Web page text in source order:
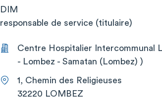
DIM
responsable de service (titulaire)
Centre Hospitalier Intercommunal
- Lombez - Samatan (Lombez) )
1, Chemin des Religieuses
32220 LOMBEZ